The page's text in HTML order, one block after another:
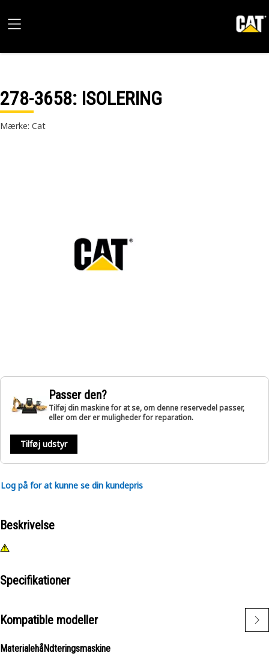
278-3658: ISOLERING
Mærke: Cat
Passer den?
Tilføj din maskine for at se, om denne reservedel passer,
eller om der er muligheder for reparation.
Tilføj udstyr
Log på for at kunne se din kundepris
Beskrivelse
Specifikationer
Kompatible modeller
MaterialehåNdteringsmaskine